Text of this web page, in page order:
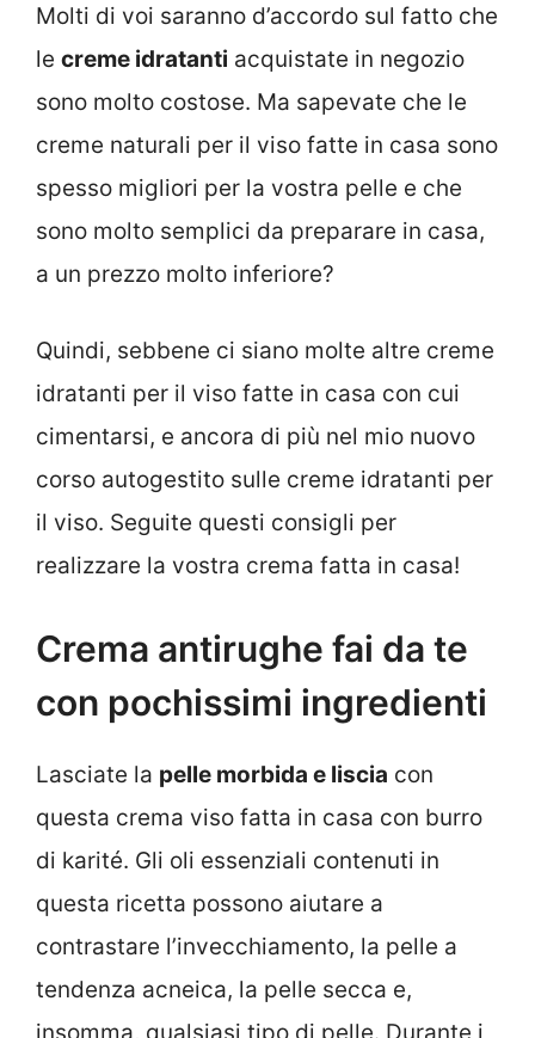
Molti di voi saranno d’accordo sul fatto che
le creme idratanti acquistate in negozio
sono molto costose. Ma sapevate che le
creme naturali per il viso fatte in casa sono
spesso migliori per la vostra pelle e che
sono molto semplici da preparare in casa,
a un prezzo molto inferiore?
Quindi, sebbene ci siano molte altre creme
idratanti per il viso fatte in casa con cui
cimentarsi, e ancora di più nel mio nuovo
corso autogestito sulle creme idratanti per
il viso. Seguite questi consigli per
realizzare la vostra crema fatta in casa!
Crema antirughe fai da te
con pochissimi ingredienti
Lasciate la pelle morbida e liscia con
questa crema viso fatta in casa con burro
di karité. Gli oli essenziali contenuti in
questa ricetta possono aiutare a
contrastare l’invecchiamento, la pelle a
tendenza acneica, la pelle secca e,